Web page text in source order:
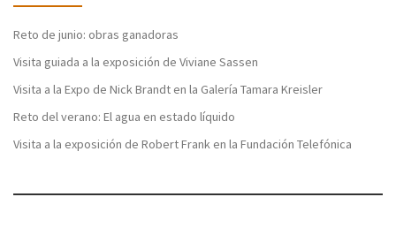
Reto de junio: obras ganadoras
Visita guiada a la exposición de Viviane Sassen
Visita a la Expo de Nick Brandt en la Galería Tamara Kreisler
Reto del verano: El agua en estado líquido
Visita a la exposición de Robert Frank en la Fundación Telefónica